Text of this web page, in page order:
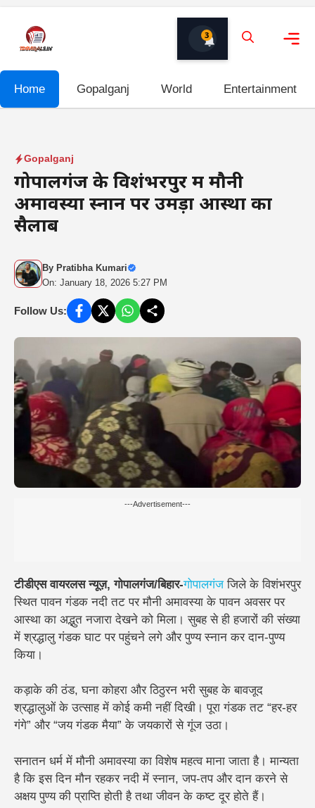
content
3
Home Gopalganj World Entertainment
Gopalganj
गोपालगंज के विशंभरपुर में मौनी
अमावस्या स्नान पर उमड़ा आस्था का
सैलाब
By Pratibha Kumari
On: January 18, 2026 5:27 PM
Follow Us:
---Advertisement---
टीडीएस वायरलस न्यूज़, गोपालगंज/बिहार-गोपालगंजजिले के विशंभरपुर
स्थित पावन गंडक नदी तट पर मौनी अमावस्या के पावन अवसर पर
आस्था का अद्भुत नजारा देखने को मिला। सुबह से ही हजारों की संख्या
में श्रद्धालु गंडक घाट पर पहुंचने लगे और पुण्य स्नान कर दान-पुण्य
किया।
कड़ाके की ठंड, घना कोहरा और ठिठुरन भरी सुबह के बावजूद
श्रद्धालुओं के उत्साह में कोई कमी नहीं दिखी। पूरा गंडक तट “हर-हर
गंगे” और “जय गंडक मैया” के जयकारों से गूंज उठा।
सनातन धर्म में मौनी अमावस्या का विशेष महत्व माना जाता है। मान्यता
है कि इस दिन मौन रहकर नदी में स्नान, जप-तप और दान करने से
अक्षय पुण्य की प्राप्ति होती है तथा जीवन के कष्ट दूर होते हैं।